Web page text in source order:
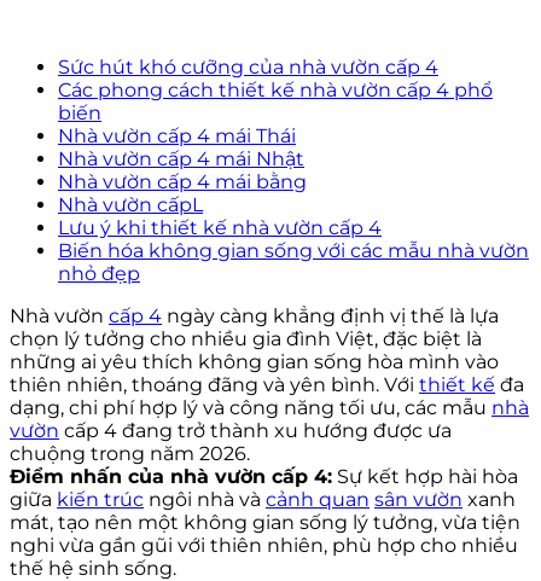
Sức hút khó cưỡng của nhà vườn cấp 4
Các phong cách thiết kế nhà vườn cấp 4 phổ
biến
Nhà vườn cấp 4 mái Thái
Nhà vườn cấp 4 mái Nhật
Nhà vườn cấp 4 mái bằng
Nhà vườn cấpL
Lưu ý khi thiết kế nhà vườn cấp 4
Biến hóa không gian sống với các mẫu nhà vườn
nhỏ đẹp
Nhà vườn cấp 4 ngày càng khẳng định vị thế là lựa
chọn lý tưởng cho nhiều gia đình Việt, đặc biệt là
những ai yêu thích không gian sống hòa mình vào
thiên nhiên, thoáng đãng và yên bình. Với thiết kế đa
dạng, chi phí hợp lý và công năng tối ưu, các mẫu nhà
vườn cấp 4 đang trở thành xu hướng được ưa
chuộng trong năm 2026.
Điểm nhấn của nhà vườn cấp 4: Sự kết hợp hài hòa
giữa kiến trúc ngôi nhà và cảnh quan sân vườn xanh
mát, tạo nên một không gian sống lý tưởng, vừa tiện
nghi vừa gần gũi với thiên nhiên, phù hợp cho nhiều
thế hệ sinh sống.